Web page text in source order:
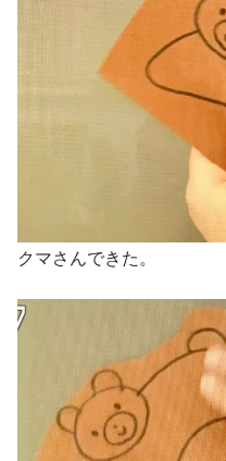
クマさんできた。